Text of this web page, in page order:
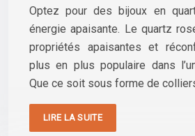
Optez pour des bijoux en
énergie apaisante. Le quartz
propriétés apaisantes et
plus en plus populaire dans
Que ce soit sous forme de
LIRE LA SUITE